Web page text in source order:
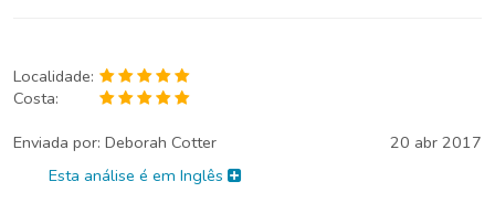
Localidade:
Costa:
Enviada por: Deborah Cotter
20 abr 2017
Esta análise é em Inglês